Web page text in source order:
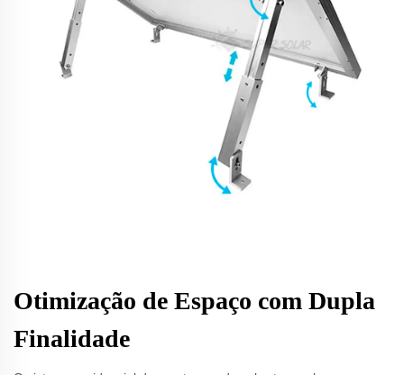
Otimização de Espaço com Dupla
Finalidade